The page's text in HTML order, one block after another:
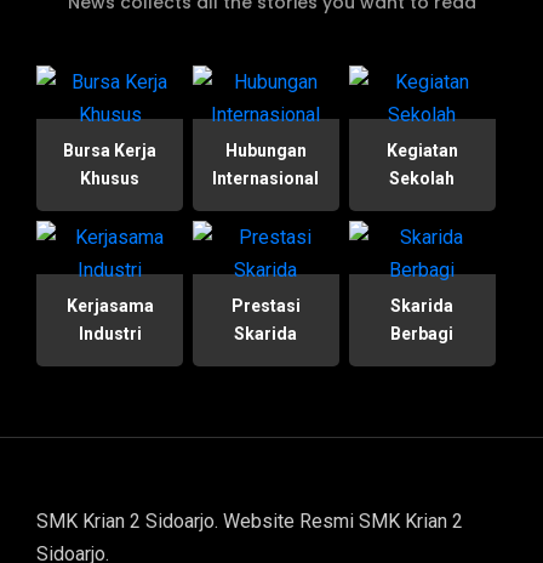
Bursa Kerja
Khusus
Hubungan
Internasional
Kegiatan
Sekolah
Kerjasama
Industri
Prestasi
Skarida
Skarida
Berbagi
SMK Krian 2 Sidoarjo. Website Resmi SMK Krian 2
Sidoarjo.